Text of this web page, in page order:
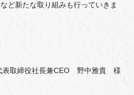
ど新たな取り組みも行っていきま
表取締役社長兼CEO 野中雅貴 様